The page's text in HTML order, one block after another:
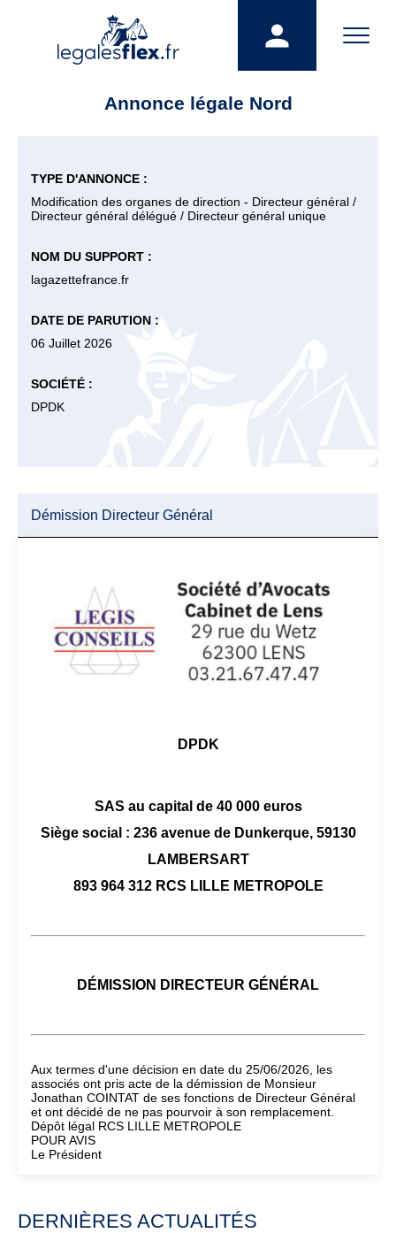
Annonce légale Nord
TYPE D'ANNONCE :
Modification des organes de direction - Directeur général /
Directeur général délégué / Directeur général unique
NOM DU SUPPORT :
lagazettefrance.fr
DATE DE PARUTION :
06 Juillet 2026
SOCIÉTÉ :
DPDK
Démission Directeur Général
DPDK
SAS au capital de 40 000 euros
Siège social : 236 avenue de Dunkerque, 59130
LAMBERSART
893 964 312 RCS LILLE METROPOLE
DÉMISSION DIRECTEUR GÉNÉRAL
Aux termes d'une décision en date du 25/06/2026, les
associés ont pris acte de la démission de Monsieur
Jonathan COINTAT de ses fonctions de Directeur Général
et ont décidé de ne pas pourvoir à son remplacement.
Dépôt légal RCS LILLE METROPOLE
POUR AVIS
Le Président
DERNIÈRES ACTUALITÉS